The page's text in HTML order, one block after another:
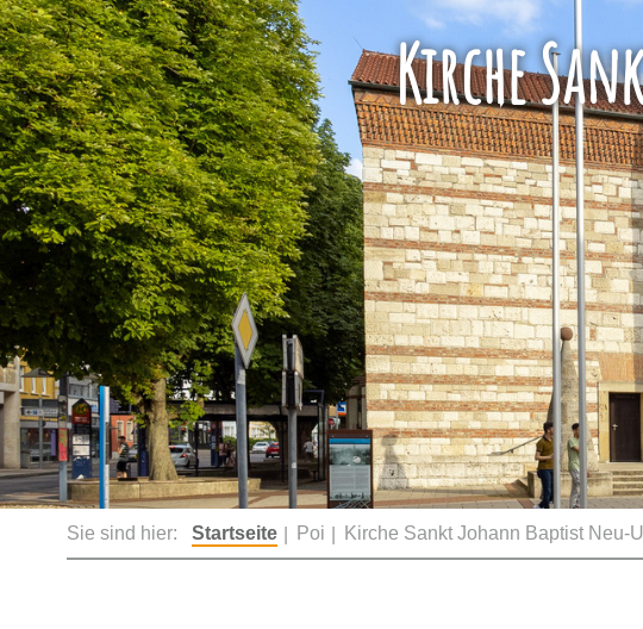
Kirche
Sie sind hier: Startseite Poi Kirche Sankt Johann Baptist Neu-